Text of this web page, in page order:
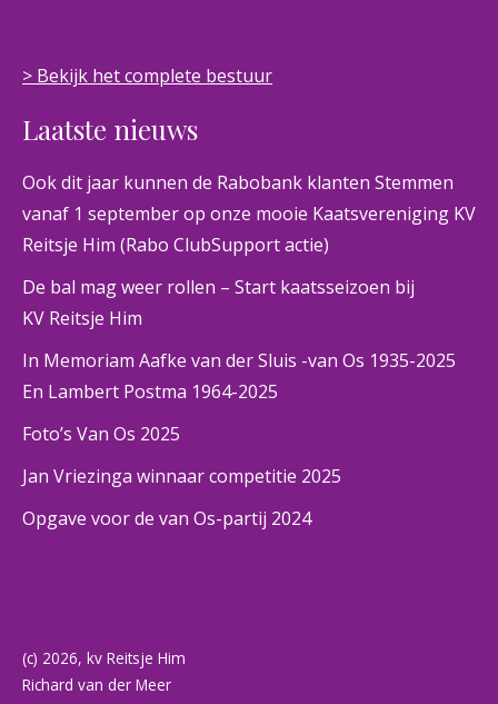
> Bekijk het complete bestuur
Laatste nieuws
Ook dit jaar kunnen de Rabobank klanten Stemmen
vanaf 1 september op onze mooie Kaatsvereniging KV
Reitsje Him (Rabo ClubSupport actie)
De bal mag weer rollen – Start kaatsseizoen bij
KV Reitsje Him
In Memoriam Aafke van der Sluis -van Os 1935-2025
En Lambert Postma 1964-2025
Foto’s Van Os 2025
Jan Vriezinga winnaar competitie 2025
Opgave voor de van Os-partij 2024
(c) 2026, kv Reitsje Him
Richard van der Meer